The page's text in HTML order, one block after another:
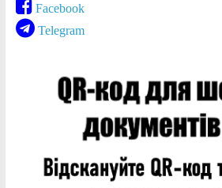
Facebook
Telegram